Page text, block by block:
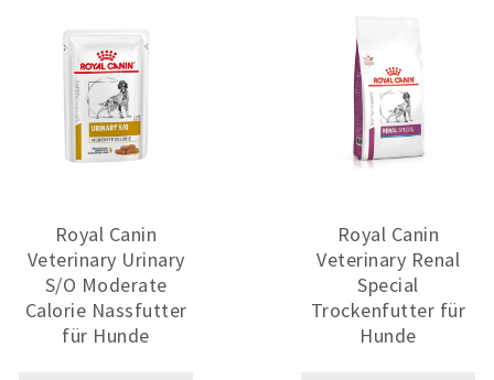
Royal Canin
Veterinary Urinary
S/O Moderate
Calorie Nassfutter
für Hunde
Royal Canin
Veterinary Renal
Special
Trockenfutter für
Hunde